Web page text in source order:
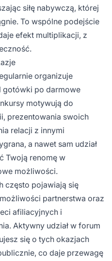
siłę nabywczą, której
To wspólne podejście
efekt multiplikacji, z
organizuje
gotówki po darmowe
motywują do
prezentowania swoich
relacji z innymi
a nawet sam udział
Twoją renomę w
możliwości.
często pojawiają się
partnerstwa oraz
afiliacyjnych i
Aktywny udział w forum
się o tych okazjach
co daje przewagę